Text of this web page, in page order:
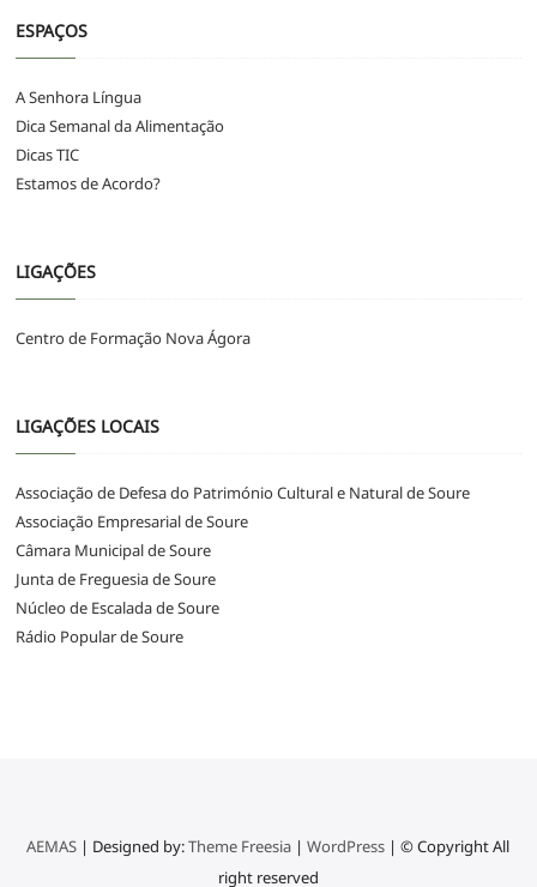
ESPAÇOS
A Senhora Língua
Dica Semanal da Alimentação
Dicas TIC
Estamos de Acordo?
LIGAÇÕES
Centro de Formação Nova Ágora
LIGAÇÕES LOCAIS
Associação de Defesa do Património Cultural e Natural de Soure
Associação Empresarial de Soure
Câmara Municipal de Soure
Junta de Freguesia de Soure
Núcleo de Escalada de Soure
Rádio Popular de Soure
AEMAS | Designed by:Theme Freesia |WordPress | © Copyright All
right reserved